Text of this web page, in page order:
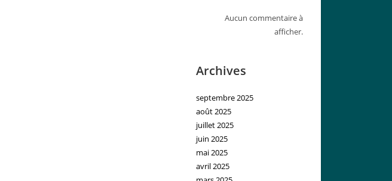
Aucun commentaire à
afficher.
Archives
septembre 2025
août 2025
juillet 2025
juin 2025
mai 2025
avril 2025